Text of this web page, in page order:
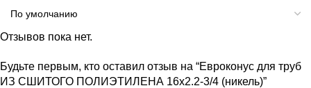
Отзывов пока нет.
Будьте первым, кто оставил отзыв на “Евроконус для труб
ИЗ СШИТОГО ПОЛИЭТИЛЕНА 16х2.2-3/4 (никель)”